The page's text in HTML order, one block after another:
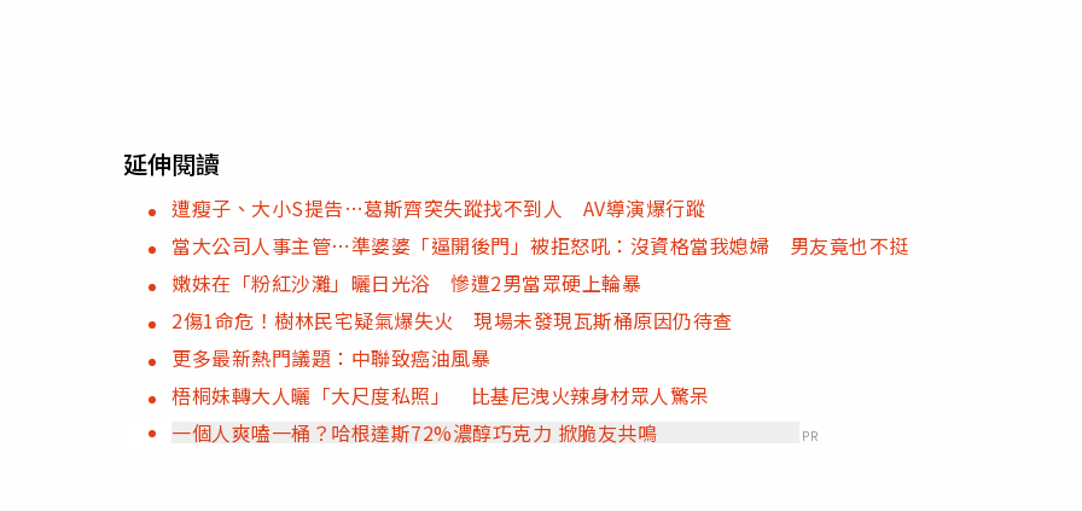
延伸閱讀
遭瘦子、大小S提告…葛斯齊突失蹤找不到人 AV導演爆行蹤
當大公司人事主管⋯準婆婆「逼開後門」被拒怒吼：沒資格當我媳婦 男友竟也不挺
嫩妹在「粉紅沙灘」曬日光浴 慘遭2男當眾硬上輪暴
2傷1命危！樹林民宅疑氣爆失火 現場未發現瓦斯桶原因仍待查
更多最新熱門議題：中聯致癌油風暴
梧桐妹轉大人曬「大尺度私照」 比基尼洩火辣身材眾人驚呆
一個人爽嗑一桶？哈根達斯72%濃醇巧克力 掀脆友共鳴
PR